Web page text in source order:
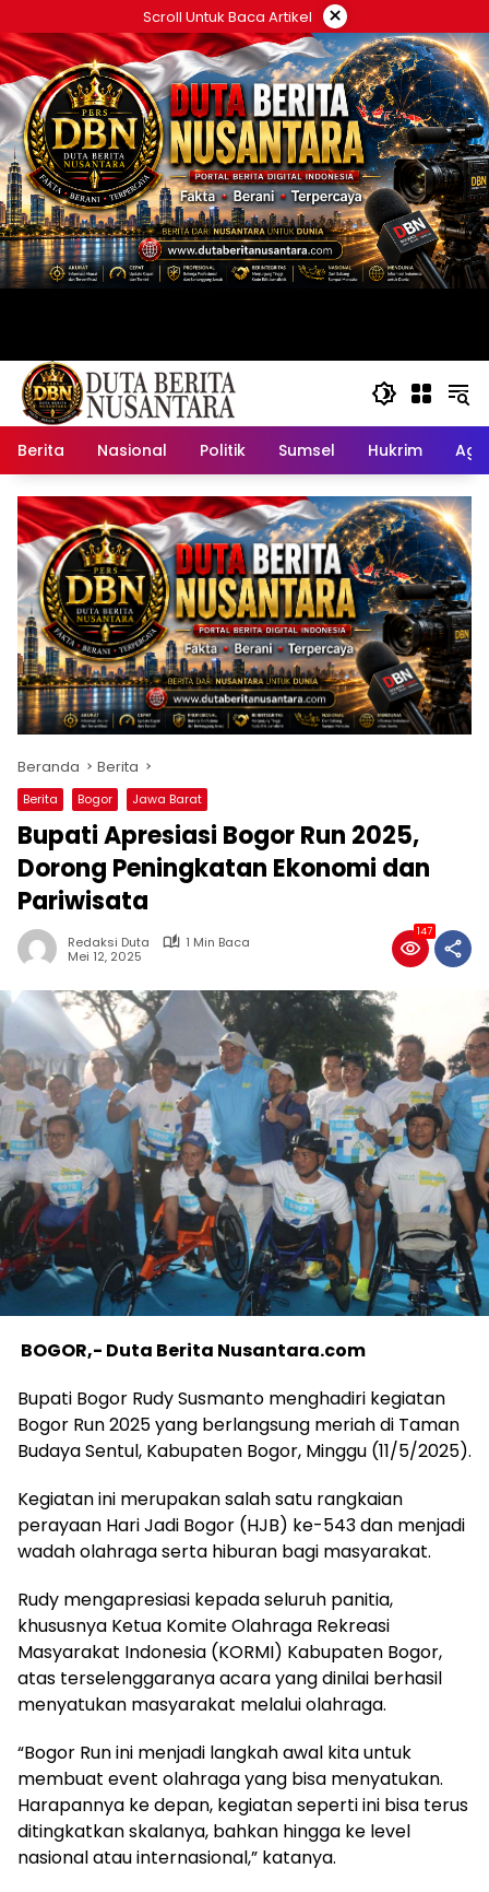
ke
konten
Scroll Untuk Baca Artikel ×
Berita Nasional Politik Sumsel Hukrim
Beranda Berita
Berita Bogor Jawa Barat
Bupati Apresiasi Bogor Run 2025,
Dorong Peningkatan Ekonomi dan
Pariwisata
Redaksi Duta
1 Min Baca
Mei 12, 2025
147
BOGOR,- Duta Berita Nusantara.com
Bupati Bogor Rudy Susmanto menghadiri kegiatan
Bogor Run 2025 yang berlangsung meriah di Taman
Budaya Sentul, Kabupaten Bogor, Minggu (11/5/2025).
Kegiatan ini merupakan salah satu rangkaian
perayaan Hari Jadi Bogor (HJB) ke-543 dan menjadi
wadah olahraga serta hiburan bagi masyarakat.
Rudy mengapresiasi kepada seluruh panitia,
khususnya Ketua Komite Olahraga Rekreasi
Masyarakat Indonesia (KORMI) Kabupaten Bogor,
atas terselenggaranya acara yang dinilai berhasil
menyatukan masyarakat melalui olahraga.
“Bogor Run ini menjadi langkah awal kita untuk
membuat event olahraga yang bisa menyatukan.
Harapannya ke depan, kegiatan seperti ini bisa terus
ditingkatkan skalanya, bahkan hingga ke level
nasional atau internasional,” katanya.